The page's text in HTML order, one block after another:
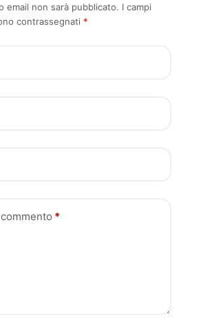
email non sarà pubblicato. I campi
contrassegnati *
*